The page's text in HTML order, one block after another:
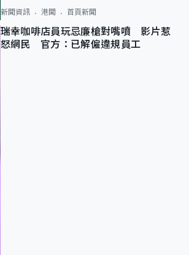
新聞資訊 港聞 首頁新聞
瑞幸咖啡店員玩忌廉槍對嘴噴 影片惹
怒網民 官方：已解僱違規員工